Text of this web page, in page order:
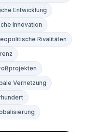
Entwicklung
Innovation
Rivalitäten
Vernetzung